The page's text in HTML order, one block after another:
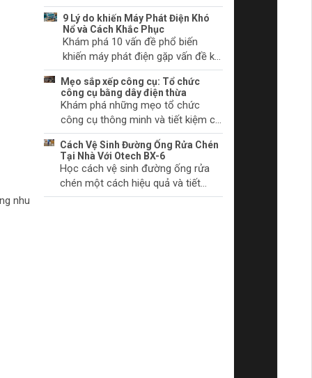
nhu
làm tự chọn và các chuyên gia. Hãy
tìm hiểu cách chăm sóc máy khoan
không dây của bạn để duy trì hiệu
suất và ngăn chặn sự cố trước khi
chúng bắt đầu.
9 Lý do khiến Máy Phát Điện Khó
Nổ và Cách Khắc Phục
Khám phá 10 vấn đề phổ biến
khiến máy phát điện gặp vấn đề khi
khởi động và cách khắc phục
chúng. Tìm hiểu thêm ngay!
Mẹo sắp xếp công cụ: Tổ chức
công cụ bằng dây điện thừa
Khám phá những mẹo tổ chức
công cụ thông minh và tiết kiệm chi
phí với dây điện thừa. Biến không
gian làm việc của bạn trở nên gọn
gàng và khoa học.
Cách Vệ Sinh Đường Ống Rửa Chén
Tại Nhà Với Otech BX-6
Học cách vệ sinh đường ống rửa
chén một cách hiệu quả và tiết
kiệm thời gian tại nhà với sản phẩm